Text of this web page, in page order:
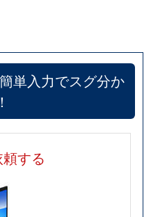
単入力でスグ分か
する